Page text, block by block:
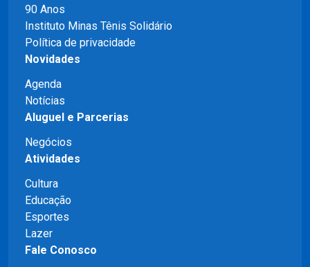
90 Anos
Instituto Minas Tênis Solidário
Política de privacidade
Novidades
Agenda
Notícias
Aluguel e Parcerias
Negócios
Atividades
Cultura
Educação
Esportes
Lazer
Fale Conosco